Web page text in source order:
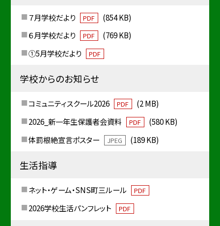
７月学校だより PDF
(854 KB)
６月学校だより
PDF
(769 KB)
①5月学校だより
PDF
学校からのお知らせ
コミュニティスクール2026 PDF
(2 MB)
2026_新一年生保護者会資料
PDF
(580 KB)
体罰根絶宣言ポスター
JPEG (189 KB)
生活指導
ネット・ゲーム・SNS町三ルール PDF
2026学校生活パンフレット PDF